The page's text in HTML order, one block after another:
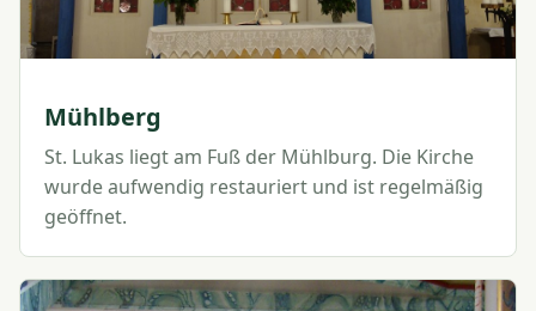
Mühlberg
St. Lukas liegt am Fuß der Mühlburg. Die Kirche
wurde aufwendig restauriert und ist regelmäßig
geöffnet.